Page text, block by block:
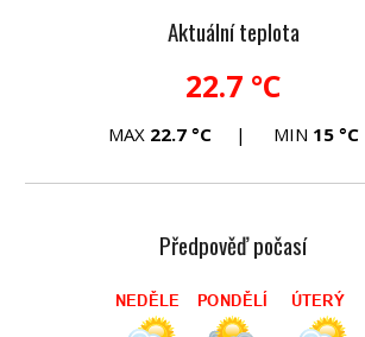
Aktuální teplota
22.7 °C
MAX 22.7 °C MIN 15 °C
Předpověď počasí